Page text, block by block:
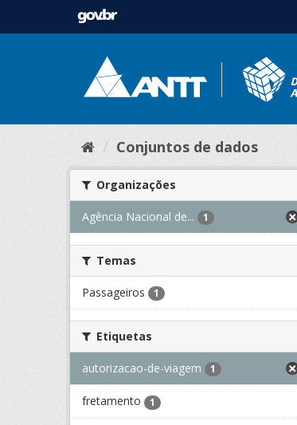
Conjuntos de dados
Organizações
Agência Nacional de... 1
Temas
Passageiros 1
Etiquetas
autorizacao-de-viagem 1
fretamento 1